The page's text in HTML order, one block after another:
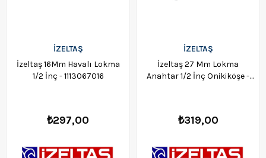
İZELTAŞ
İzeltaş 16Mm Havalı Lokma
1/2 İnç - 1113067016
₺297,00
İZELTAŞ
İzeltaş 27 Mm Lokma
Anahtar 1/2 İnç Onikiköşe -
₺319,00